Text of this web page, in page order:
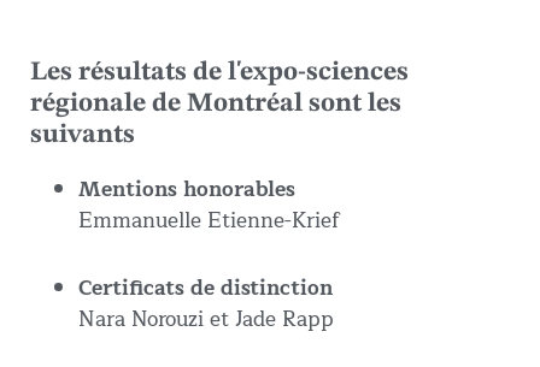
Les résultats de l'expo-sciences
régionale de Montréal sont les
suivants
Mentions honorables
Emmanuelle Etienne-Krief
Certificats de distinction
Nara Norouzi et Jade Rapp